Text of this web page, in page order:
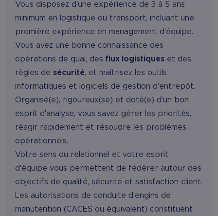
Vous disposez d'une expérience de 3 à 5 ans
minimum en logistique ou transport, incluant une
première expérience en management d'équipe.
Vous avez une bonne connaissance des
opérations de quai, des flux logistiques et des
règles de sécurité, et maîtrisez les outils
informatiques et logiciels de gestion d'entrepôt.
Organisé(e), rigoureux(se) et doté(e) d'un bon
esprit d'analyse, vous savez gérer les priorités,
réagir rapidement et résoudre les problèmes
opérationnels.
Votre sens du relationnel et votre esprit
d'équipe vous permettent de fédérer autour des
objectifs de qualité, sécurité et satisfaction client.
Les autorisations de conduite d'engins de
manutention (CACES ou équivalent) constituent